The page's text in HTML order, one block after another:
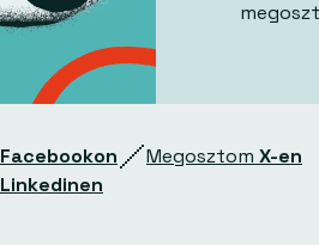
Facebookon Megosztom X-en
Linkedinen